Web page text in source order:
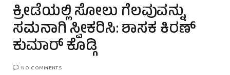
ಕ್ರೀಡೆಯಲ್ಲಿ ಸೋಲು ಗೆಲವುವನ್ನು
ಸಮನಾಗಿ ಸ್ವೀಕರಿಸಿ: ಶಾಸಕ ಕಿರಣ್
ಕುಮಾರ್ ಕೊಡ್ಗಿ
NO COMMENTS